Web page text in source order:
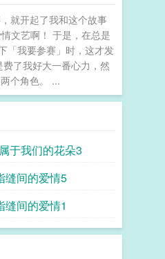
就开起了我和这个故事
文艺啊！ 于是，在总是
「我要参赛」时，这才发
了我好大一番心力，然
个角色。 ...
于我们的花朵3
缝间的爱情5
缝间的爱情1